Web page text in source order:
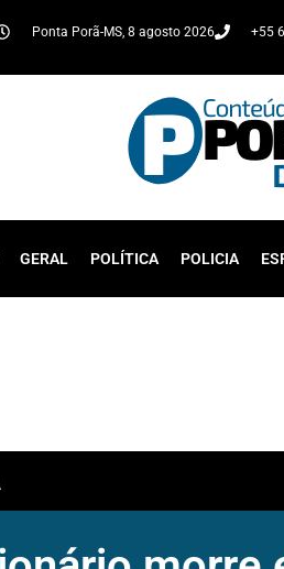
Ponta Porã-MS, 8 agosto 2026 +55
GERAL POLÍTICA POLICIA